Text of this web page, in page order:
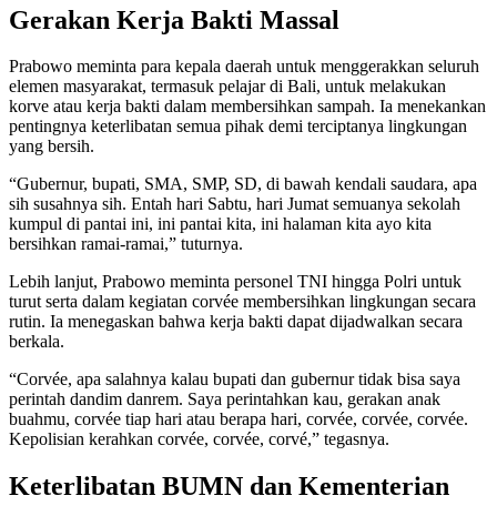
Gerakan Kerja Bakti Massal
Prabowo meminta para kepala daerah untuk menggerakkan seluruh
elemen masyarakat, termasuk pelajar di Bali, untuk melakukan
korve atau kerja bakti dalam membersihkan sampah. Ia menekankan
pentingnya keterlibatan semua pihak demi terciptanya lingkungan
yang bersih.
“Gubernur, bupati, SMA, SMP, SD, di bawah kendali saudara, apa
sih susahnya sih. Entah hari Sabtu, hari Jumat semuanya sekolah
kumpul di pantai ini, ini pantai kita, ini halaman kita ayo kita
bersihkan ramai-ramai,” tuturnya.
Lebih lanjut, Prabowo meminta personel TNI hingga Polri untuk
turut serta dalam kegiatan corvée membersihkan lingkungan secara
rutin. Ia menegaskan bahwa kerja bakti dapat dijadwalkan secara
berkala.
“Corvée, apa salahnya kalau bupati dan gubernur tidak bisa saya
perintah dandim danrem. Saya perintahkan kau, gerakan anak
buahmu, corvée tiap hari atau berapa hari, corvée, corvée, corvée.
Kepolisian kerahkan corvée, corvée, corvé,” tegasnya.
Keterlibatan BUMN dan Kementerian